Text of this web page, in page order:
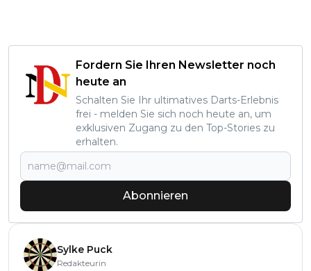
Fordern Sie Ihren Newsletter noch
heute an
Schalten Sie Ihr ultimatives Darts-Erlebnis
frei - melden Sie sich noch heute an, um
exklusiven Zugang zu den Top-Stories zu
erhalten.
Abonnieren
Sylke Puck
Redakteurin